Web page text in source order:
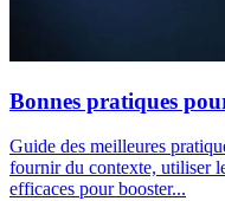
Bonnes pratiques
Guide des meilleures
fournir du contexte, utiliser
efficaces pour booster...